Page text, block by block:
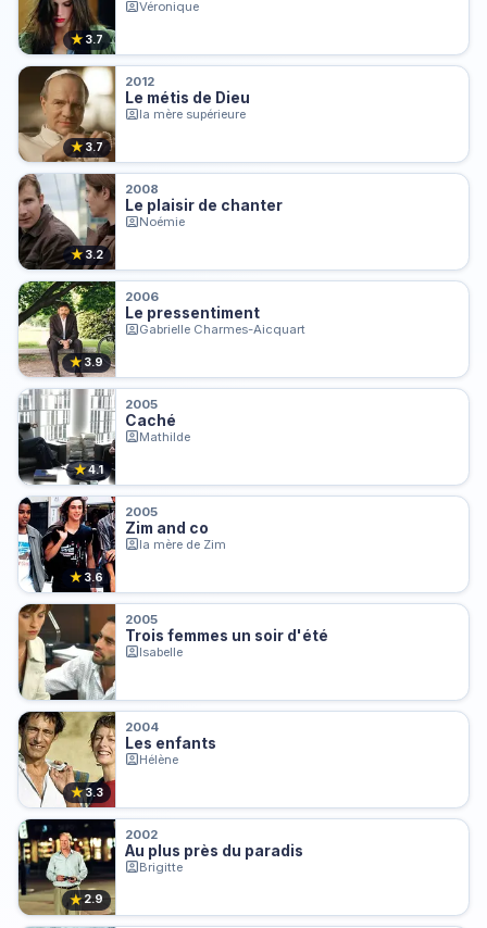
★ 3.7
Véronique
★3.7
2012
Le métis de Dieu
la mère supérieure
★3.2
2008
Le plaisir de chanter
Noémie
★3.9
2006
Le pressentiment
Gabrielle Charmes-Aicquart
★4.1
2005
Caché
Mathilde
★ 3.6
2005
Zim and co
la mère de Zim
2005
Trois femmes un soir d'été
Isabelle
★3.3
2004
Les enfants
Hélène
★2.9
2002
Au plus près du paradis
Brigitte